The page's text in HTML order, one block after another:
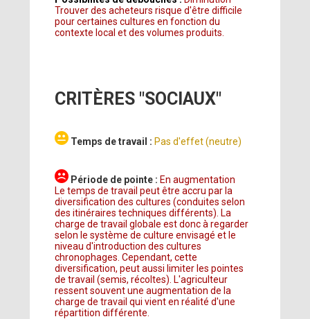
Trouver des acheteurs risque d'être difficile
pour certaines cultures en fonction du
contexte local et des volumes produits.
CRITÈRES "SOCIAUX"
Temps de travail : Pas d'effet (neutre)
Période de pointe : En augmentation
Le temps de travail peut être accru par la
diversification des cultures (conduites selon
des itinéraires techniques différents). La
charge de travail globale est donc à regarder
selon le système de culture envisagé et le
niveau d'introduction des cultures
chronophages. Cependant, cette
diversification, peut aussi limiter les pointes
de travail (semis, récoltes). L'agriculteur
ressent souvent une augmentation de la
charge de travail qui vient en réalité d'une
répartition différente.